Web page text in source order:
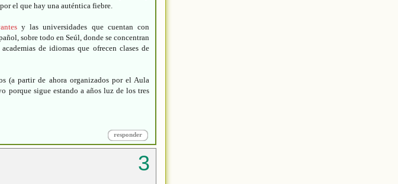
el que hay una auténtica fiebre.
y las universidades que cuentan con
sobre todo en Seúl, donde se concentran
de idiomas que ofrecen clases de
(a partir de ahora organizados por el Aula
porque sigue estando a años luz de los tres
responder